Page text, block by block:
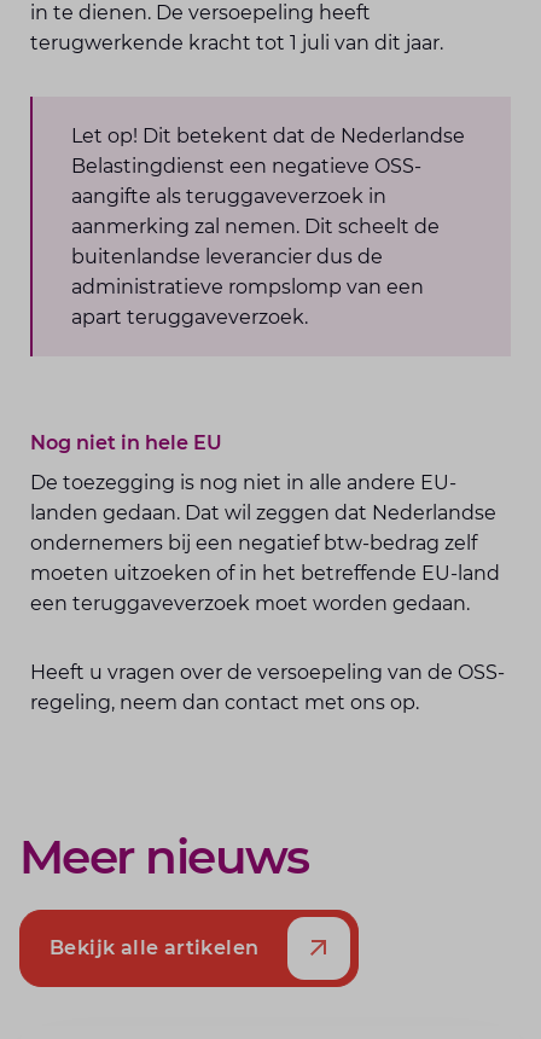
in te dienen. De versoepeling heeft
terugwerkende kracht tot 1 juli van dit jaar.
Let op! Dit betekent dat de Nederlandse
Belastingdienst een negatieve OSS-
aangifte als teruggaveverzoek in
aanmerking zal nemen. Dit scheelt de
buitenlandse leverancier dus de
administratieve rompslomp van een
apart teruggaveverzoek.
Nog niet in hele EU
De toezegging is nog niet in alle andere EU-
landen gedaan. Dat wil zeggen dat Nederlandse
ondernemers bij een negatief btw-bedrag zelf
moeten uitzoeken of in het betreffende EU-land
een teruggaveverzoek moet worden gedaan.
Heeft u vragen over de versoepeling van de OSS-
regeling, neem dan contact met ons op.
Meer nieuws
Bekijk alle artikelen